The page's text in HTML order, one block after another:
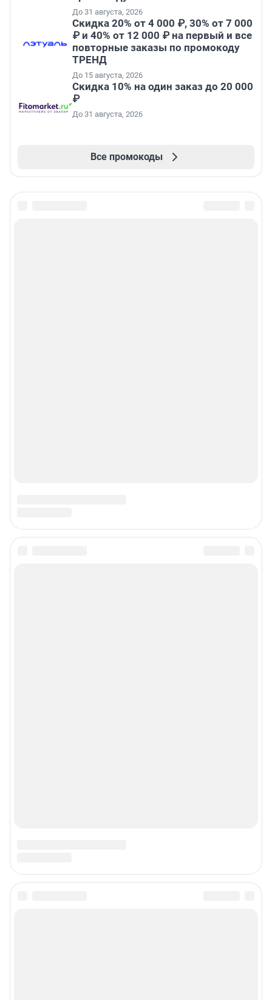
До 31 августа, 2026
Скидка 20% от 4 000 ₽, 30% от 7 000
₽ и 40% от 12 000 ₽ на первый и все
повторные заказы по промокоду
ТРЕНД
До 15 августа, 2026
Скидка 10% на один заказ до 20 000
₽
До 31 августа, 2026
Все промокоды